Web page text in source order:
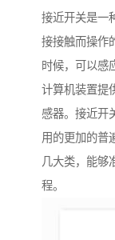
接近开关是一
接接触而操作
时候，可以感
计算机装置提
感器。接近开
用的更加的普
几大类，能够
程。